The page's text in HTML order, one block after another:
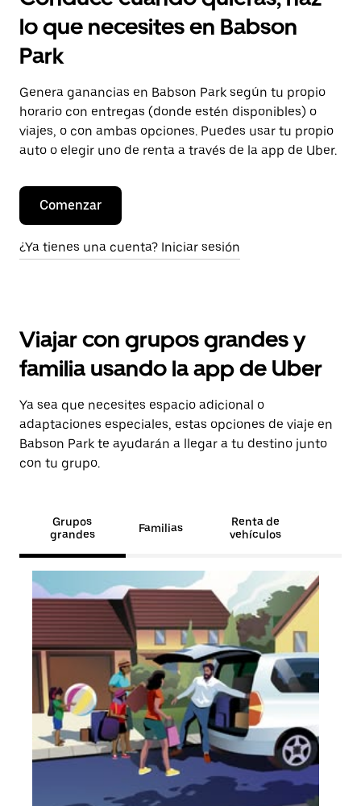
lo que necesites en Babson
Park
Genera ganancias en Babson Park según tu propio
horario con entregas (donde estén disponibles) o
viajes, o con ambas opciones. Puedes usar tu propio
auto o elegir uno de renta a través de la app de Uber.
Comenzar
¿Ya tienes una cuenta? Iniciar sesión
Viajar con grupos grandes y
familia usando la app de Uber
Ya sea que necesites espacio adicional o
adaptaciones especiales, estas opciones de viaje en
Babson Park te ayudarán a llegar a tu destino junto
con tu grupo.
Grupos
grandes
Familias
Renta de
vehículos